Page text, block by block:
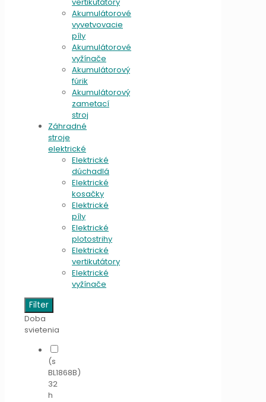
vertikutátory
Akumulátorové
vyvetvovacie
píly
Akumulátorové
vyžínače
Akumulátorový
fúrik
Akumulátorový
zametací
stroj
Záhradné
stroje
elektrické
Elektrické
dúchadlá
Elektrické
kosačky
Elektrické
píly
Elektrické
plotostrihy
Elektrické
vertikutátory
Elektrické
vyžínače
Filter
Doba
svietenia
(s
BL1868B)
32
h